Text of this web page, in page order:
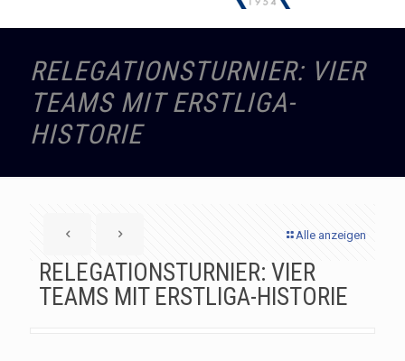
RELEGATIONSTURNIER: VIER
TEAMS MIT ERSTLIGA-
HISTORIE
Alle anzeigen
RELEGATIONSTURNIER: VIER
TEAMS MIT ERSTLIGA-HISTORIE